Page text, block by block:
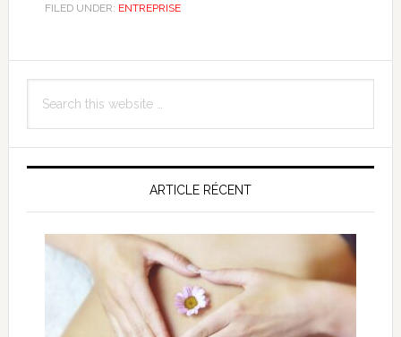
FILED UNDER: ENTREPRISE
Primary
Sidebar
this
ARTICLE RÉCENT